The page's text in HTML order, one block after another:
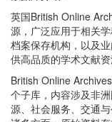
英国British Online
源，广泛应用于相关
档案保存机构，以及
供高品质的学术文献资
British Online
个子库，内容涉及非
源、社会服务、交通